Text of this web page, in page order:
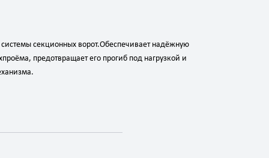
системы секционных ворот.Обеспечиваетнадёжную
проёма, предотвращаетего прогиб под нагрузкой и